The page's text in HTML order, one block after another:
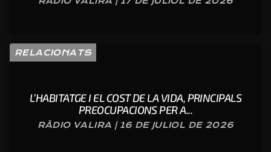
RELACIONATS
L’HABITATGE I EL COST DE LA VIDA, PRINCIPALS
PREOCUPACIONS PER A...
RÀDIO VALIRA | 16 DE JULIOL DE 2026